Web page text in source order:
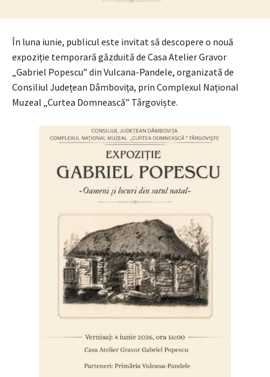
În luna iunie, publicul este invitat să descopere o nouă
expoziție temporară găzduită de Casa Atelier Gravor
„Gabriel Popescu” din Vulcana-Pandele, organizată de
Consiliul Județean Dâmbovița, prin Complexul Național
Muzeal „Curtea Domnească” Târgoviște.